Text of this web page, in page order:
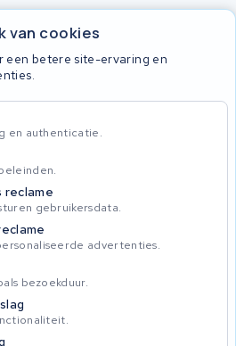
van cookies
een betere site-ervaring en
en authenticatie.
reclame
gebruikersdata.
advertenties.
bezoekduur.
Privacy Policy